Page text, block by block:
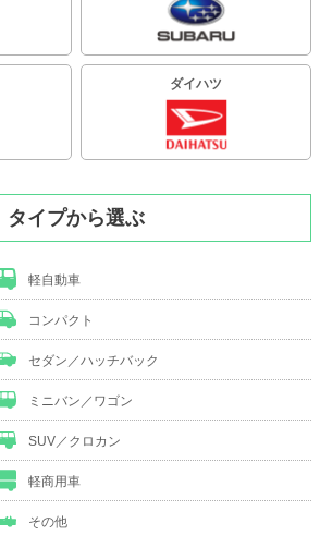
ダイハツ
タイプから選ぶ
軽自動車
コンパクト
セダン／ハッチバック
ミニバン／ワゴン
SUV／クロカン
軽商用車
その他